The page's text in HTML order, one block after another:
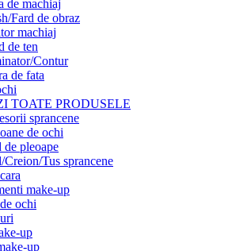
de machiaj
Fard de obraz
machiaj
de ten
Contur
de fata
TOATE PRODUSELE
sprancene
de ochi
de pleoape
Creion/Tus sprancene
make-up
ochi
up
up